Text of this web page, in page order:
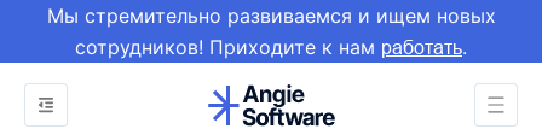
Мы стремительно развиваемся и ищем новых
сотрудников! Приходите к нам работать.